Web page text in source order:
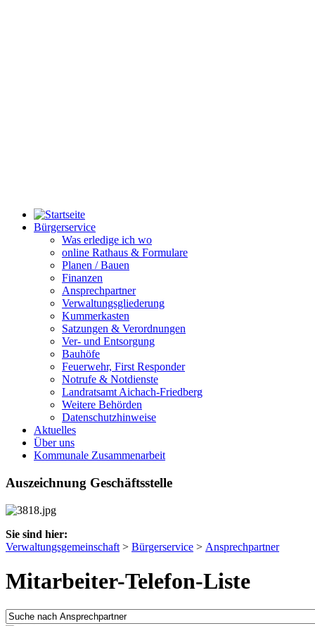
Bürgerservice
Was erledige ich wo
online Rathaus & Formulare
Planen / Bauen
Finanzen
Ansprechpartner
Verwaltungsgliederung
Kummerkasten
Satzungen & Verordnungen
Ver- und Entsorgung
Bauhöfe
Feuerwehr, First Responder
Notrufe & Notdienste
Landratsamt Aichach-Friedberg
Weitere Behörden
Datenschutzhinweise
Aktuelles
Über uns
Kommunale Zusammenarbeit
Auszeichnung Geschäftsstelle
Sie sind hier:
Verwaltungsgemeinschaft > Bürgerservice > Ansprechpartner
Mitarbeiter-Telefon-Liste